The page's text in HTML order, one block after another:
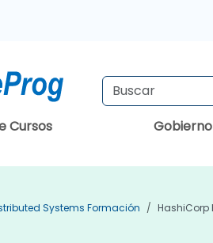
Cursos Gobierno
Systems Formación HashiCorp